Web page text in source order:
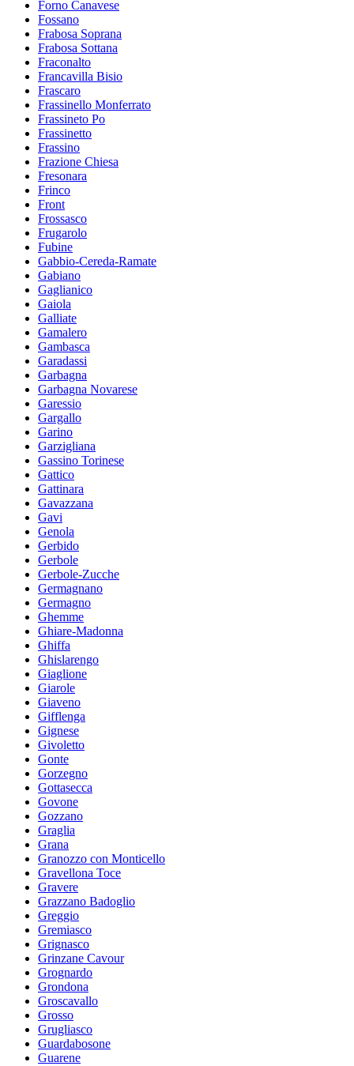
Forno Canavese
Fossano
Frabosa Soprana
Frabosa Sottana
Fraconalto
Francavilla Bisio
Frascaro
Frassinello Monferrato
Frassineto Po
Frassinetto
Frassino
Frazione Chiesa
Fresonara
Frinco
Front
Frossasco
Frugarolo
Fubine
Gabbio-Cereda-Ramate
Gabiano
Gaglianico
Gaiola
Galliate
Gamalero
Gambasca
Garadassi
Garbagna
Garbagna Novarese
Garessio
Gargallo
Garino
Garzigliana
Gassino Torinese
Gattico
Gattinara
Gavazzana
Gavi
Genola
Gerbido
Gerbole
Gerbole-Zucche
Germagnano
Germagno
Ghemme
Ghiare-Madonna
Ghiffa
Ghislarengo
Giaglione
Giarole
Giaveno
Gifflenga
Gignese
Givoletto
Gonte
Gorzegno
Gottasecca
Govone
Gozzano
Graglia
Grana
Granozzo con Monticello
Gravellona Toce
Gravere
Grazzano Badoglio
Greggio
Gremiasco
Grignasco
Grinzane Cavour
Grognardo
Grondona
Groscavallo
Grosso
Grugliasco
Guardabosone
Guarene